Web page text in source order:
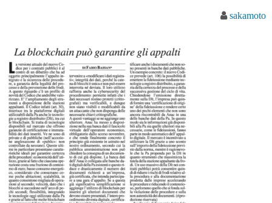
sakamoto